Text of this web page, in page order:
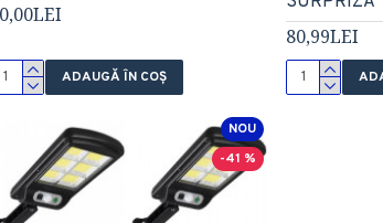
ADAUGĂ ÎN COŞ
80,99LEI
NOU
-41 %